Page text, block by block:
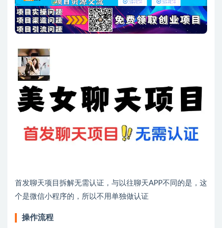
首发聊天项目拆解无需认证，与以往聊天APP不同的是，这
个是微信小程序的，所以不用单独做认证
操作流程